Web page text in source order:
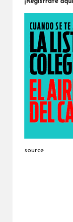
source